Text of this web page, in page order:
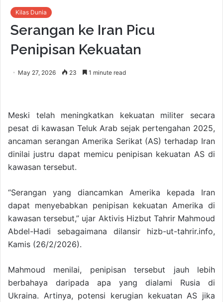
Kilas Dunia
Serangan ke Iran Picu
Penipisan Kekuatan
May 27, 2026 23 1 minute read
Meski telah meningkatkan kekuatan militer secara
pesat di kawasan Teluk Arab sejak pertengahan 2025,
ancaman serangan Amerika Serikat (AS) terhadap Iran
dinilai justru dapat memicu penipisan kekuatan AS di
kawasan tersebut.
“Serangan yang diancamkan Amerika kepada Iran
dapat menyebabkan penipisan kekuatan Amerika di
kawasan tersebut,” ujar Aktivis Hizbut Tahrir Mahmoud
Abdel-Hadi sebagaimana dilansir hizb-ut-tahrir.info,
Kamis (26/2/2026).
Mahmoud menilai, penipisan tersebut jauh lebih
berbahaya daripada apa yang dialami Rusia di
Ukraina. Artinya, potensi kerugian kekuatan AS jika